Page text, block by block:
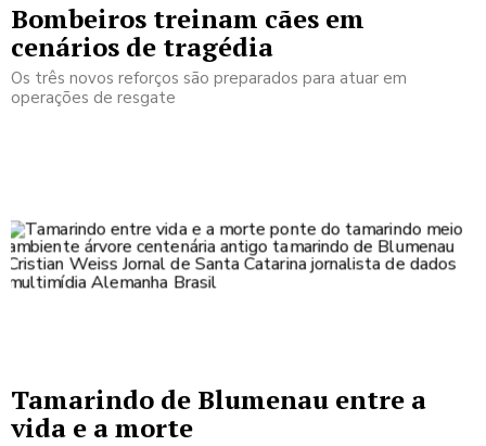
Bombeiros treinam cães em
cenários de tragédia
Os três novos reforços são preparados para atuar em
operações de resgate
Tamarindo de Blumenau entre a
vida e a morte